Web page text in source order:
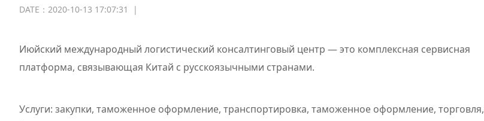
DATE：2020-10-13 17:07:31 |
Июйский международный логистический консалтинговый центр — это комплексная сервисная
платформа, связывающая Китай с русскоязычными странами.
Услуги: закупки, таможенное оформление, транспортировка, таможенное оформление, торговля,